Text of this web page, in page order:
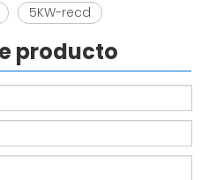
5KW-recd
producto